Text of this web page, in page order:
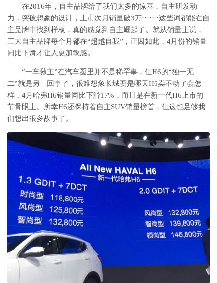
在2016年，自主品牌给了我们太多的惊喜，自主研发动
力，突破想象的设计，上市次月销量破3万·······这些词都能在自
主品牌中找到样板，真的感觉到自主崛起了。就从销量上说，
三大自主品牌每个月都在“超越自我”，正因如此，4月份的销量
同比下滑才让人更加敏感。
“一车救主”在汽车圈里并不是稀罕事，但H6的“独一无
二”就是另一回事了，很难想象长城要是哪天H6卖不动了会怎
样，4月哈弗H6销量同比下滑17%，而且是在新一代H6上市的
节骨眼上。所幸H6还保持着自主SUV销量榜首，但这也足够我
们想出很多故事了。